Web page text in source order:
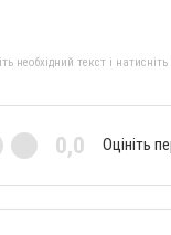
необхідний текст і
0,0 Оцініть